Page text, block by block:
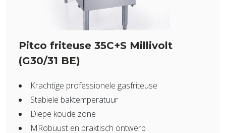
Pitco friteuse 35C+S Millivolt
(G30/31 BE)
Krachtige professionele gasfriteuse
Stabiele baktemperatuur
Diepe koude zone
MRobuust en praktisch ontwerp